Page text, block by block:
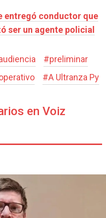
entregó conductor que
ser un agente policial
#preliminar
#A Ultranza Py
en Voiz